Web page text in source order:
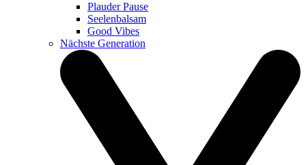
Plauder Pause
Seelenbalsam
Good Vibes
Nächste Generation